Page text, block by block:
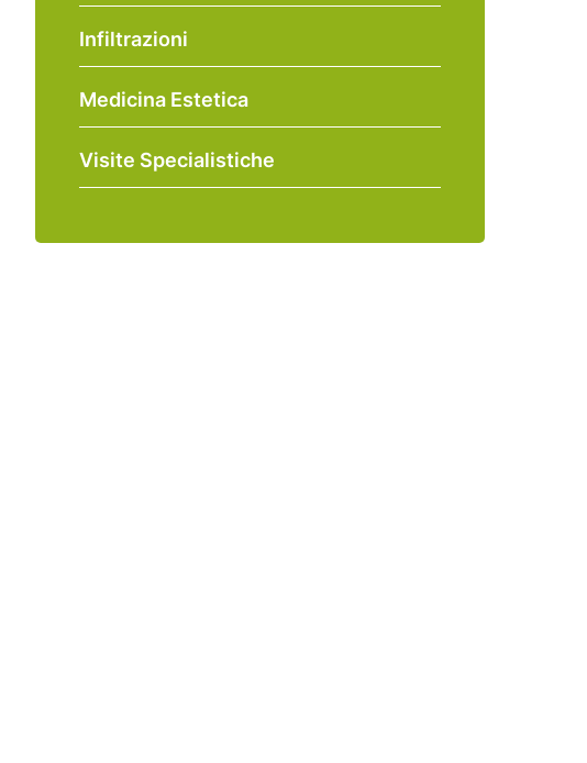
Infiltrazioni
Medicina Estetica
Visite Specialistiche